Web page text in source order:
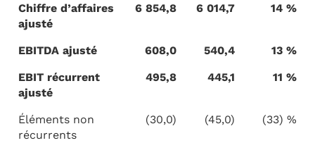
Chiffre d’affaires
ajusté
6 854,8 6 014,7 14 %
EBITDA ajusté 608,0 540,4
13 %
EBIT récurrent
ajusté
495,8 445,1 11 %
Éléments non
récurrents
(30,0) (45,0) (33) %